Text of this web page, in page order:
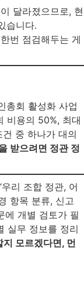
달라졌으므로, 현
습니다.
번 점검해두는 게
총회 활성화 사업
비용의 50%, 최대
중 하나가 대의
받으려면 정관 정
리 조합 정관, 어
항목 분류, 신고
에 개별 검토가 필
실무 정보를 정리
모르겠다면, 먼